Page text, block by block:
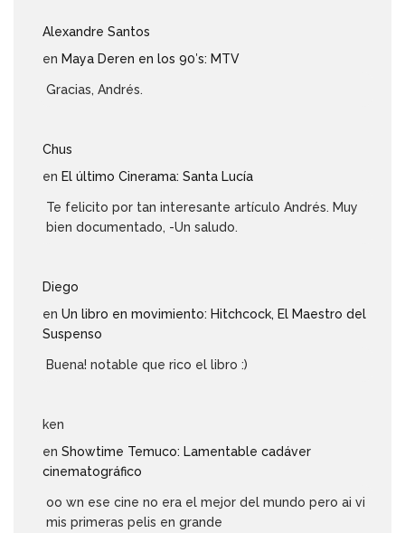
Alexandre Santos
en Maya Deren en los 90′s: MTV
Gracias, Andrés.
Chus
en El último Cinerama: Santa Lucía
Te felicito por tan interesante artículo Andrés. Muy
bien documentado, -Un saludo.
Diego
en Un libro en movimiento: Hitchcock, El Maestro del
Suspenso
Buena! notable que rico el libro :)
ken
en Showtime Temuco: Lamentable cadáver
cinematográfico
oo wn ese cine no era el mejor del mundo pero ai vi
mis primeras pelis en grande